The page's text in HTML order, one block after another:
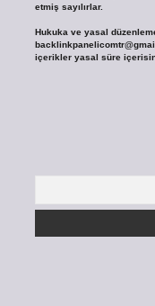
etmiş sayılırlar.
Hukuka ve yasal
içerikler yasal süre